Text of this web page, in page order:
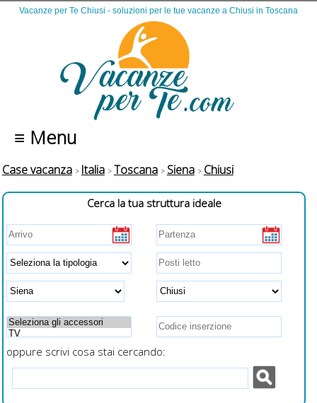
Vacanze per Te Chiusi - soluzioni per le tue vacanze a Chiusi in Toscana
≡ Menu
Case vacanza Italia Toscana Siena Chiusi
Cerca la tua struttura ideale
oppure scrivi cosa stai cercando: